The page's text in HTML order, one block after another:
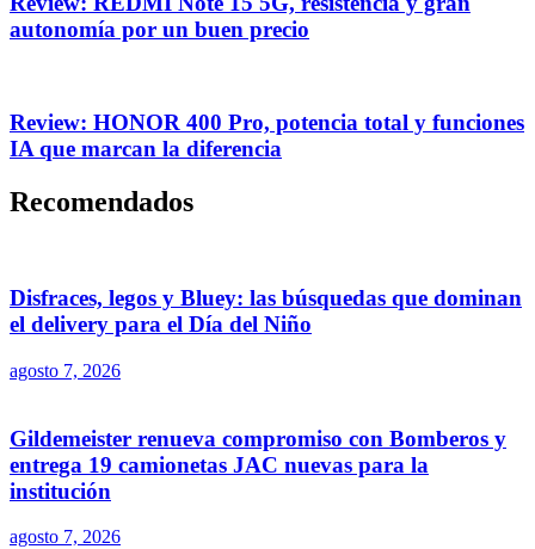
autonomía por un buen precio
Review: HONOR 400 Pro, potencia total y funciones
IA que marcan la diferencia
Recomendados
Disfraces, legos y Bluey: las búsquedas que dominan
el delivery para el Día del Niño
agosto 7, 2026
Gildemeister renueva compromiso con Bomberos y
entrega 19 camionetas JAC nuevas para la
institución
agosto 7, 2026